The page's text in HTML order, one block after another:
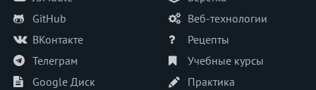
GitHub
ВКонтакте
Телеграм
Google Диск
Веб-технологии
Рецепты
Учебные курсы
Практика